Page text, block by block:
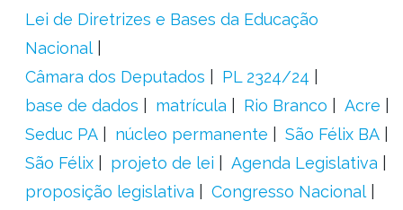
Lei de Diretrizes e Bases da Educação
Nacional
Câmara dos Deputados
PL 2324/24
base de dados
matrícula Rio Branco
Acre
Seduc PA
núcleo permanente
São Félix BA
São Félix
projeto de lei
Agenda Legislativa
proposição legislativa
Congresso Nacional